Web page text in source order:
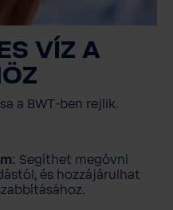
VÍZ A
a BWT-ben rejlik.
Segíthet megóvni
és hozzájárulhat